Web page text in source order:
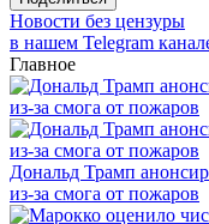
Новости без цензуры
в нашем Telegram
Главное
Дональд Трамп
из-за смога от пожаров